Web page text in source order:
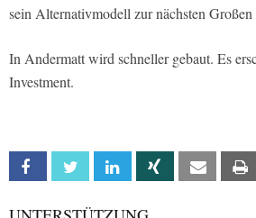
sein Alternativmodell zur nächsten
In Andermatt wird schneller gebaut. Es
Investment.
Facebook Twitter Linkedin Xing Email